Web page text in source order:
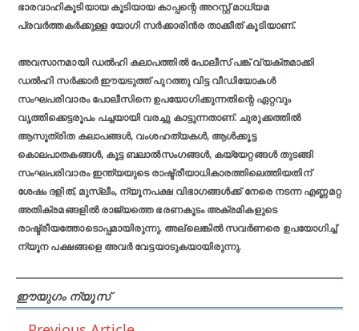
ഭാരവാഹികൂടിയായ കൂടിയായ കാപ്പന്റെ അറസ്റ്റ് മാധ്യമ
പ്രവര്‍ത്തകര്‍ക്കുള്ള യോഗി സര്‍ക്കാരിന്‍ര താക്കീത് കൂടിയാണ്.
അവസാനമായി ഡല്‍ഹി കലാപത്തില്‍ പോലീസ് പങ്ക് വ്യക്തമാക്കി
ഡല്‍ഹി സര്‍ക്കാര്‍ ഈയടുത്ത് പുറത്തു വിട്ട വീഡിയോകള്‍
സംഘപരിവാരം പോലീസിനെ ഉപയോഗിക്കുന്നതിന്റെ ഏറ്റവും
വൃത്തിക്കെട്ടരൂപം പച്ചയായി വരച്ചു കാട്ടുന്നതാണ്. ചുരുക്കത്തില്‍
ആസൂത്രിത കലാപങ്ങള്‍, വംശഹത്യകള്‍, ആള്‍ക്കൂട്ട
കൊലപാതകങ്ങള്‍, കൂട്ട ബലാല്‍സംഗങ്ങള്‍, കയ്യേറ്റങ്ങള്‍ തുടങ്ങി
സംഘപരിവാരം ഇന്ത്യയുടെ രാഷ്ട്രീയാധികാരത്തിലെത്തിയതിന്
ശേഷം ദളിത്, മുസ്ലീം, ന്യൂനപക്ഷ വിഭാഗങ്ങള്‍ക്ക് നേരെ നടന്ന എണ്ണമറ്റ
അതിക്രമങ്ങളില്‍ രാജ്യത്തെ ഭരണകൂടം അക്രമികളുടെ
രാഷ്ട്രീയത്തോടൊപ്പമായിരുന്നു. അല്ലെങ്കില്‍ സവര്‍ണരെ ഉപയോഗിച്ച്
ന്യൂന പക്ഷങ്ങളെ അവര്‍ വേട്ടയാടുകയായിരുന്നു.
ഈയുഗം ന്യൂസ്